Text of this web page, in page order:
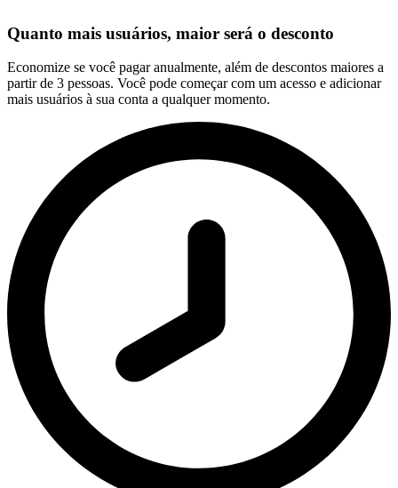
Quanto mais usuários, maior será o desconto
Economize se você pagar anualmente, além de descontos maiores a
partir de 3 pessoas. Você pode começar com um acesso e adicionar
mais usuários à sua conta a qualquer momento.